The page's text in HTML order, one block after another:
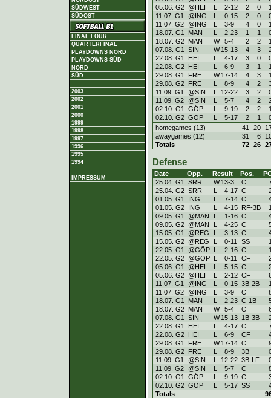
SÜDWEST
SÜDOST
FINAL FOUR
QUARTERFINAL
PLAYDOWNS NORD
PLAYDOWNS SÜD
NORD
SÜD
2003
2002
2001
2000
1999
1998
1997
1996
1995
1994
IMPRESSUM
05.06. G2 @HEI L 2-12 2 0
11.07. G1
@ING L 0-15 2 0
11.07. G2 @ING L 3-9 4 0
18.07. G1
MAN L 2-23 1 1
18.07. G2 MAN W 5-4 2 2
07.08. G1
SIN W 15-13 4 3
22.08. G1
HEI L 4-17 3 0
22.08. G2 HEI L 6-9 3 1
29.08. G1
FRE W 17-14 4 3
29.08. G2 FRE L 8-9 4 2
11.09. G1
@SIN L 12-22 3 2
11.09. G2 @SIN L 5-7 4 2
02.10. G1
GÖP L 9-19 2 2
02.10. G2 GÖP L 5-17 2 1
homegames (13)
41 20
awaygames (12)
31 6
Totals
72 26
Defense
Date Opp. Result Pos.
25.04. G1
SRR W 13-3 C
25.04. G2 SRR L 4-17 C
01.05. G1
ING L 7-14 C
01.05. G2 ING L 4-15 RF-3B
09.05. G1
@MAN L 1-16 C
09.05. G2 @MAN L 4-25 C
15.05. G1
@REG L 3-13 C
15.05. G2 @REG L 0-11 SS
22.05. G1
@GÖP L 2-16 C
22.05. G2 @GÖP L 0-11 CF
05.06. G1
@HEI L 5-15 C
05.06. G2 @HEI L 2-12 CF
11.07. G1
@ING L 0-15 3B-2B
11.07. G2 @ING L 3-9 C
18.07. G1
MAN L 2-23 C-1B
18.07. G2 MAN W 5-4 C
07.08. G1
SIN W 15-13 1B-3B
22.08. G1
HEI L 4-17 C
22.08. G2 HEI L 6-9 CF
29.08. G1
FRE W 17-14 C
29.08. G2 FRE L 8-9 3B
11.09. G1
@SIN L 12-22 3B-LF
11.09. G2 @SIN L 5-7 C
02.10. G1
GÖP L 9-19 C
02.10. G2 GÖP L 5-17 SS
Totals